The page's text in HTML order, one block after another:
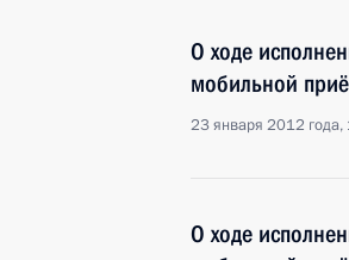
О ходе
мобильной
23 января 2012 года,
О ходе